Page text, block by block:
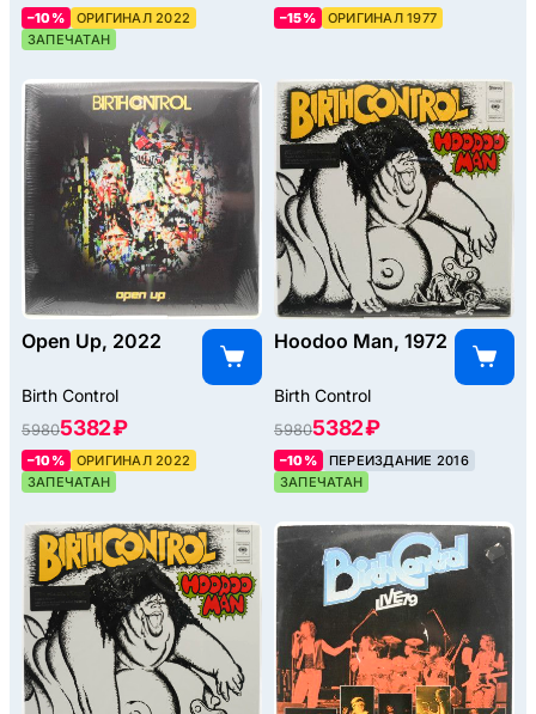
–10%
ОРИГИНАЛ 2022
ЗАПЕЧАТАН
–15% ОРИГИНАЛ 1977
Open Up, 2022
Birth Control
59805382 ₽
–10%
ОРИГИНАЛ 2022
ЗАПЕЧАТАН
Hoodoo Man, 1972
Birth Control
59805382 ₽
–10%
ПЕРЕИЗДАНИЕ 2016
ЗАПЕЧАТАН